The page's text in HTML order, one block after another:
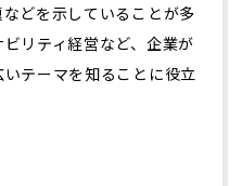
どを示していることが多
リティ経営など、企業が
テーマを知ることに役立